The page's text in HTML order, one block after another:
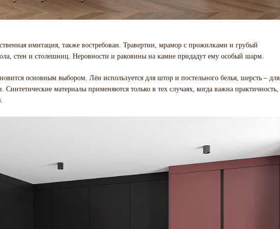
имитация, также востребован. Травертин, мрамор с прожилками и грубый
стен и столешниц. Неровности и раковины на камне придадут ему особый шарм.
основным выбором. Лён используется для штор и постельного белья, шерсть – для
материалы применяются только в тех случаях, когда важна практичность,